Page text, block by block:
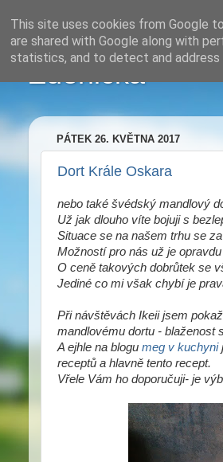
Zdenička
PÁTEK 26. KVĚTNA 2017
Dort Krále Oskara
nebo také švédský mandlový
Už jak dlouho víte bojuji s
Situace se na našem trhu se
Možností pro nás už je
O ceně takových dobrůtek se
Jediné co mi však chybí je
Při návštěvách Ikeii jsem
mandlovému dortu - blaženost
A ejhle na blogu meg v kuchyni
receptů a hlavně tento recept.
Vřele Vám ho doporučuji- je
This site uses cookies from Google
are shared with Google along with
statistics, and to detect and address